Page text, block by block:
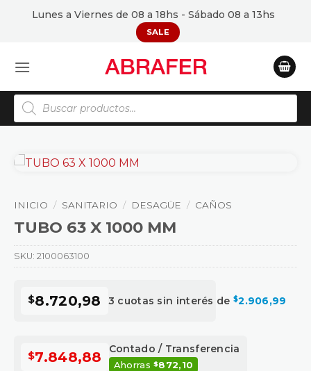
Lunes a Viernes de 08 a 18hs - Sábado 08 a 13hs
SALE
Búsqueda
de
productos
INICIO / SANITARIO / DESAGÜE / CAÑOS
TUBO 63 X 1000 MM
$8.720,98 3 cuotas sin interés de $2.906,99
$7.848,88
Contado / Transferencia
Ahorras$872,10
SKU: 2100063100